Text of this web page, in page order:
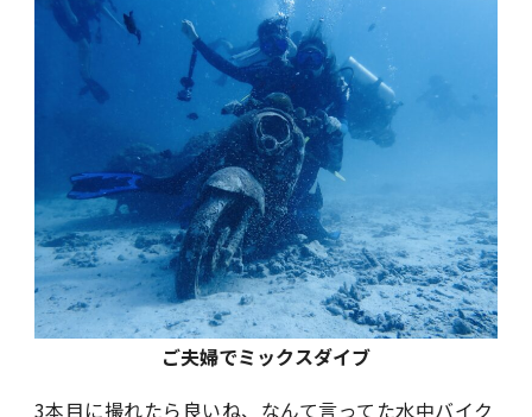
ご夫婦でミックスダイブ
3本目に撮れたら良いね、なんて言ってた水中バイク